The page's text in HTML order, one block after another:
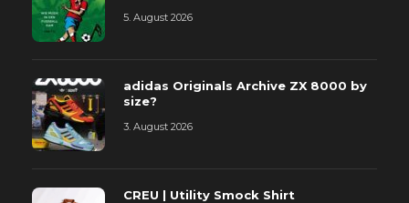
5. August 2026
adidas Originals Archive ZX 8000 by
size?
3. August 2026
CREU | Utility Smock Shirt